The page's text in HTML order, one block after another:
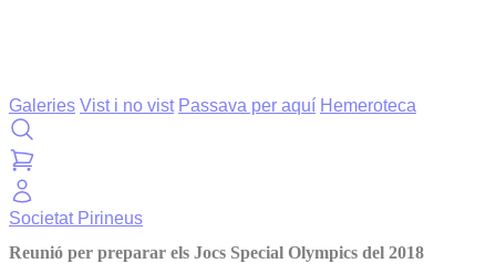
Galeries Vist i no vist Passava per aquí Hemeroteca
Societat Pirineus
Reunió per preparar els Jocs Special Olympics del 2018